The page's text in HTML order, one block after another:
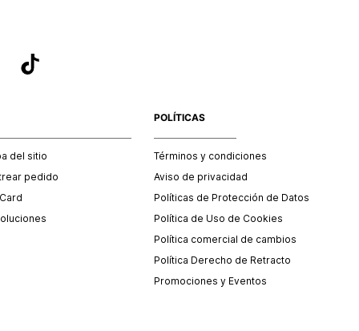
del sitio
pedido
POLÍTICAS
Términos y condiciones
Aviso de privacidad
Políticas de Protección de Datos
Política de Uso de Cookies
Política comercial de cambios
Política Derecho de Retracto
Promociones y Eventos